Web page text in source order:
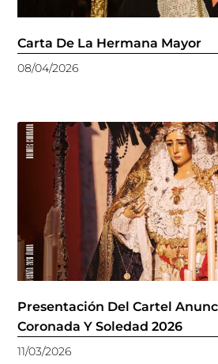
Carta De La Hermana Mayor
08/04/2026
Presentación Del Cartel
Coronada Y Soledad 2026
11/03/2026